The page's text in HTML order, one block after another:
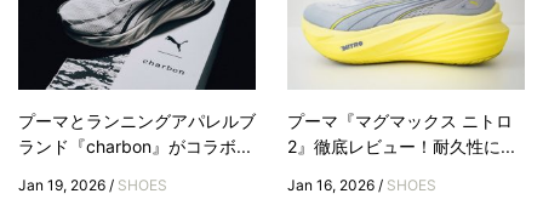
プーマとランニングアパレルブ
ランド『charbon』がコラボ...
Jan 19, 2026 / SHOES
プーマ『マグマックス ニトロ
2』徹底レビュー！耐久性に...
Jan 16, 2026 / SHOES